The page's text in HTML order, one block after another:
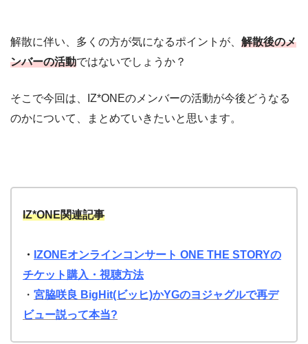
解散に伴い、多くの方が気になるポイントが、 解散後のメ
ンバーの活動ではないでしょうか？
そこで今回は、IZ*ONEのメンバーの活動が今後どうなる
のかについて、まとめていきたいと思います。
IZ*ONE関連記事
・ IZONEオンラインコンサート ONE THE STORYの
チケット購入・視聴方法
・ 宮脇咲良 BigHit(ビッヒ)かYGのヨジャグルで再デ
ビュー説って本当?